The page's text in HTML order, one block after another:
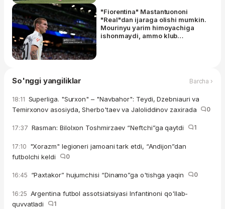
"Fiorentina" Mastantuononi
"Real"dan ijaraga olishi mumkin.
Mourinyu yarim himoyachiga
ishonmaydi, ammo klub
So'nggi yangiliklar Barcha ›
18:11 Superliga. "Surxon" – "Navbahor": Teydi, Dzebniauri va
Temirxonov asosiyda, Sherbo'taev va Jaloliddinov zaxirada
0
17:37 Rasman: Bilolxon Toshmirzaev “Neftchi”ga qaytdi 1
17:10 "Xorazm" legioneri jamoani tark etdi, “Andijon”dan
futbolchi keldi
0
16:45 “Paxtakor” hujumchisi “Dinamo”ga o'tishga yaqin 0
16:25 Argentina futbol assotsiatsiyasi Infantinoni qo'llab-
quvvatladi
1